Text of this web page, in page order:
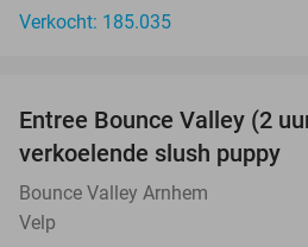
Verkocht: 185.035
Entree Bounce Valley (2
verkoelende slush puppy
Bounce Valley Arnhem
Velp